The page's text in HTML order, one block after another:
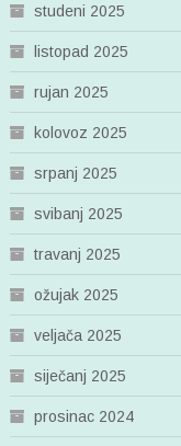
studeni 2025
listopad 2025
rujan 2025
kolovoz 2025
srpanj 2025
svibanj 2025
travanj 2025
ožujak 2025
veljača 2025
siječanj 2025
prosinac 2024